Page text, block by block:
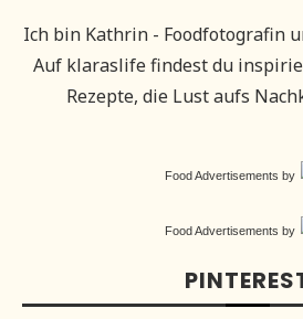
Ich bin Kathrin - Foodfotografin
Auf klaraslife findest du
Rezepte, die Lust aufs
Food Advertisements by
Food Advertisements by